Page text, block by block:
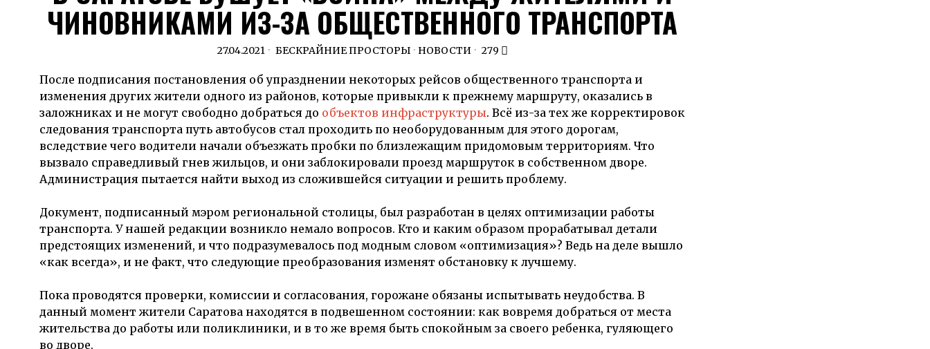
ЧИНОВНИКАМИ ИЗ-ЗА ОБЩЕСТВЕННОГО ТРАНСПОРТА
27.04.2021 БЕСКРАЙНИЕ ПРОСТОРЫ · НОВОСТИ 279
После подписания постановления об упразднении некоторых рейсов общественного транспорта и
изменения других жители одного из районов, которые привыкли к прежнему маршруту, оказались в
заложниках и не могут свободно добраться до объектов инфраструктуры. Всё из-за тех же корректировок
следования транспорта путь автобусов стал проходить по необорудованным для этого дорогам,
вследствие чего водители начали объезжать пробки по близлежащим придомовым территориям. Что
вызвало справедливый гнев жильцов, и они заблокировали проезд маршруток в собственном дворе.
Администрация пытается найти выход из сложившейся ситуации и решить проблему.
Документ, подписанный мэром региональной столицы, был разработан в целях оптимизации работы
транспорта. У нашей редакции возникло немало вопросов. Кто и каким образом прорабатывал детали
предстоящих изменений, и что подразумевалось под модным словом «оптимизация»? Ведь на деле вышло
«как всегда», и не факт, что следующие преобразования изменят обстановку к лучшему.
Пока проводятся проверки, комиссии и согласования, горожане обязаны испытывать неудобства. В
данный момент жители Саратова находятся в подвешенном состоянии: как вовремя добраться от места
жительства до работы или поликлиники, и в то же время быть спокойным за своего ребенка, гуляющего
во дворе.